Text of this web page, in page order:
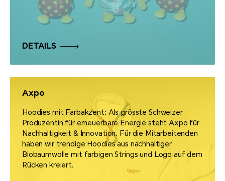
DETAILS
Axpo
Hoodies mit Farbakzent: Als grösste Schweizer
Produzentin für erneuerbare Energie steht Axpo für
Nachhaltigkeit & Innovation. Für die Mitarbeitenden
haben wir trendige Hoodies aus nachhaltiger
Biobaumwolle mit farbigen Strings und Logo auf dem
Rücken kreiert.